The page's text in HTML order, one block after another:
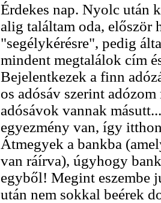
Érdekes nap. Nyolc után
alig találtam oda, először
"segélykérésre", pedig
mindent megtalálok cím
Bejelentkezek a finn
os adósáv szerint
adósávok vannak
egyezmény van, így
Átmegyek a bankba
van ráírva), úgyhogy
egyből! Megint eszembe
után nem sokkal beérek